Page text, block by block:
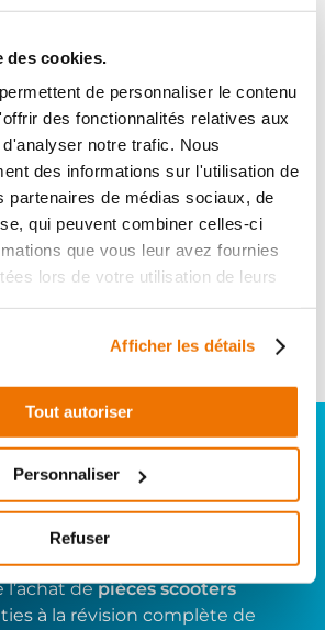
cookies.
de personnaliser le contenu
des fonctionnalités relatives aux
notre trafic. Nous
des informations sur l'utilisation de
partenaires de médias sociaux, de
qui peuvent combiner celles-ci
que vous leur avez fournies
lors de votre utilisation de leurs
Afficher les détails
Tout autoriser
Personnaliser
Refuser
AVANT G
:42555
LEGEND R 50
- 2023
sur le véhicule
Ajouter au panier
AVEC VOTRE
bénéficiez de l’expertise
réseau de Réparateurs-
l’achat depièces scooters
à la révision complète de